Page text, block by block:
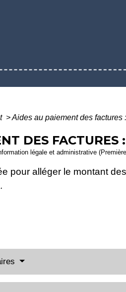
>Aides au paiement des
DES
légale et administrative
pour alléger le montant